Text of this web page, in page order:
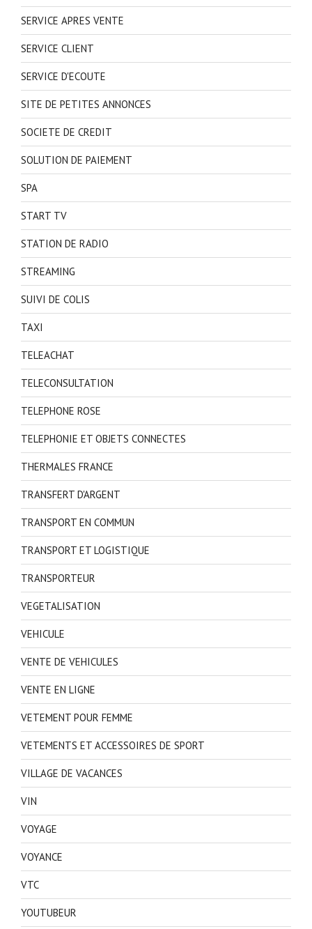
SERVICE APRES VENTE
SERVICE CLIENT
SERVICE D'ECOUTE
SITE DE PETITES ANNONCES
SOCIETE DE CREDIT
SOLUTION DE PAIEMENT
SPA
START TV
STATION DE RADIO
STREAMING
SUIVI DE COLIS
TAXI
TELEACHAT
TELECONSULTATION
TELEPHONE ROSE
TELEPHONIE ET OBJETS CONNECTES
THERMALES FRANCE
TRANSFERT D'ARGENT
TRANSPORT EN COMMUN
TRANSPORT ET LOGISTIQUE
TRANSPORTEUR
VEGETALISATION
VEHICULE
VENTE DE VEHICULES
VENTE EN LIGNE
VETEMENT POUR FEMME
VETEMENTS ET ACCESSOIRES DE SPORT
VILLAGE DE VACANCES
VIN
VOYAGE
VOYANCE
VTC
YOUTUBEUR